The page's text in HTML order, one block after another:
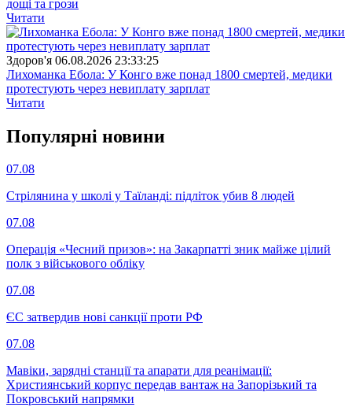
дощі та грози
Читати
Здоров'я 06.08.2026 23:33:25
Лихоманка Ебола: У Конго вже понад 1800 смертей, медики
протестують через невиплату зарплат
Читати
Популярнi новини
07.08
Стрілянина у школі у Таїланді: підліток убив 8 людей
07.08
Операція «Чесний призов»: на Закарпатті зник майже цілий
полк з військового обліку
07.08
ЄС затвердив нові санкції проти РФ
07.08
Мавіки, зарядні станції та апарати для реанімації:
Християнський корпус передав вантаж на Запорізький та
Покровський напрямки